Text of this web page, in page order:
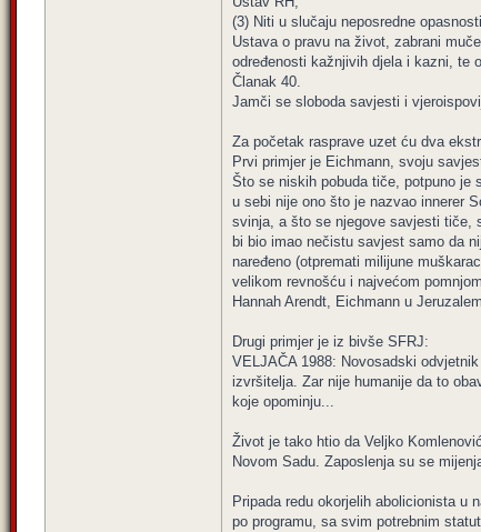
(3) Niti u slučaju neposredne
Ustava o pravu na život, zabrani
određenosti kažnjivih djela i kazni, te
Članak 40.
Jamči se sloboda savjesti i
Za početak rasprave uzet ću dva
Prvi primjer je Eichmann, svoju
Što se niskih pobuda tiče, potpuno je
u sebi nije ono što je nazvao innerer
svinja, a što se njegove savjesti tiče,
bi bio imao nečistu savjest samo da
naređeno (otpremati milijune
velikom revnošću i najvećom
Hannah Arendt, Eichmann u
Drugi primjer je iz bivše SFRJ:
VELJAČA 1988: Novosadski
izvršitelja. Zar nije humanije da to
koje opominju...
Život je tako htio da Veljko
Novom Sadu. Zaposlenja su se
Pripada redu okorjelih abolicionista u
po programu, sa svim potrebnim